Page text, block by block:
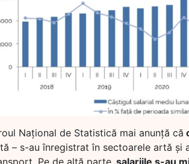
Național de Statistică mai anunță că
– s-au înregistrat în sectoarele artă
Pe de altă parte, salariile s-au